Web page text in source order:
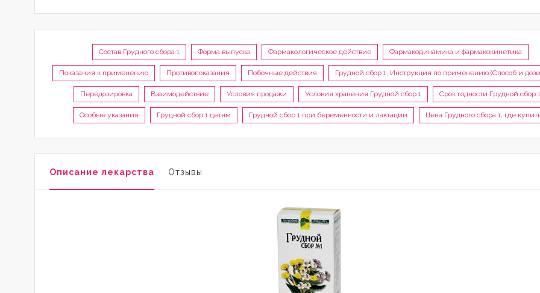
Состав Грудного сбора 1 Форма выпуска Фармакологическое действие Фармакодинамика и фармакокинетика
Показания к применению Противопоказания Побочные действия Грудной сбор 1, Инструкция по применению (Способ и
Передозировка Взаимодействие Условия продажи Условия хранения Грудной сбор 1 Срок годности Грудной сбор 1
Особые указания Грудной сбор 1 детям Грудной сбор 1 при беременности и лактации Цена Грудного сбора 1, где
Описание лекарства Отзывы